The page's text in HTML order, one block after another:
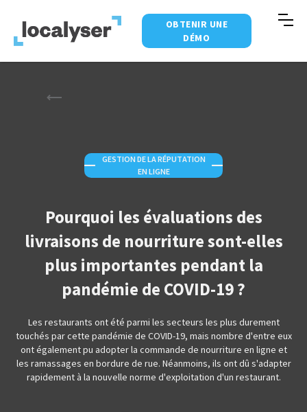
OBTENIR UNE
DÉMO
—
GESTION DE LA RÉPUTATION
EN LIGNE
—
Pourquoi les évaluations des
livraisons de nourriture sont-elles
plus importantes pendant la
pandémie de COVID-19 ?
Les restaurants ont été parmi les secteurs les plus durement
touchés par cette pandémie de COVID-19, mais nombre d'entre eux
ont également pu adopter la commande de nourriture en ligne et
les ramassages en bordure de rue. Néanmoins, ils ont dû s'adapter
rapidement à la nouvelle norme d'exploitation d'un restaurant.